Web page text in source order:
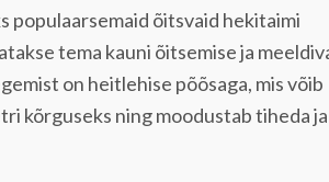
populaarsemaid õitsvaid hekitaimi
tema kauni õitsemise ja
on heitlehise põõsaga, mis võib
kõrguseks ning moodustab tiheda ja